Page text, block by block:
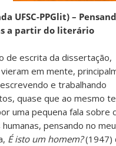
UFSC-PPGlit) –
a partir do literário
de escrita da dissertação,
em mente,
e trabalhando
quase que ao mesmo
uma pequena fala sobre
pensando no meu
É isto um homem?(1947)